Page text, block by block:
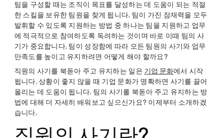
팀을 구성할 때는 조직이 목표를 달성하는 데 도움이 되는 적절
한 스킬을 보유한 팀원을 찾게 됩니다. 팀이 가진 잠재력을 모두
발휘할 수 있도록 지원하는 방법 중 하나는 팀을 지원하고 업무
에 적극적으로 참여하도록 독려하는 것이며 바로 이때 팀의 사
기가 중요합니다. 팀이 성장함에 따라 모든 팀원의 사기와 업무
만족도를 높이고 유지하려면 어떻게 해야 할까요?
직원의 사기를 북돋아 주고 유지하는 일은 기업 문화에서 시작
됩니다. 상황이 좋지 않을 때 기업 문화가 명확하면 사기를 끌어
올리는 데 도움이 됩니다. 팀의 사기를 북돋아 주고 유지하는 방
법에 대해 더 자세히 배워보고 싶으신가요? 이제부터 소개하겠
습니다.